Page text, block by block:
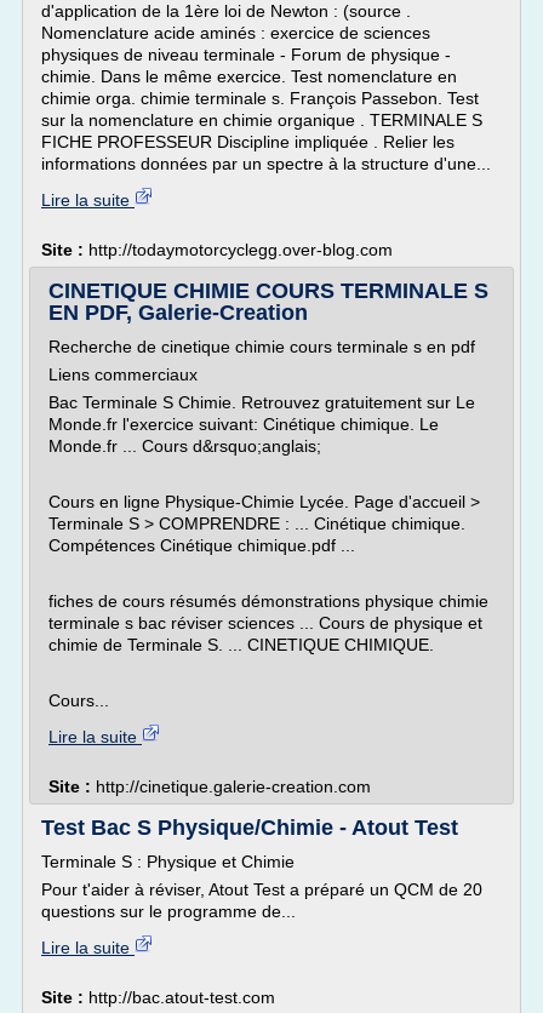
d'application de la 1ère loi de Newton : (source .
Nomenclature acide aminés : exercice de sciences
physiques de niveau terminale - Forum de physique -
chimie. Dans le même exercice. Test nomenclature en
chimie orga. chimie terminale s. François Passebon. Test
sur la nomenclature en chimie organique . TERMINALE S
FICHE PROFESSEUR Discipline impliquée . Relier les
informations données par un spectre à la structure d'une...
Lire la suite
Site : http://todaymotorcyclegg.over-blog.com
CINETIQUE CHIMIE COURS TERMINALE S
EN PDF, Galerie-Creation
Recherche de cinetique chimie cours terminale s en pdf
Liens commerciaux
Bac Terminale S Chimie. Retrouvez gratuitement sur Le
Monde.fr l'exercice suivant: Cinétique chimique. Le
Monde.fr ... Cours d&rsquo;anglais;
Cours en ligne Physique-Chimie Lycée. Page d'accueil >
Terminale S > COMPRENDRE : ... Cinétique chimique.
Compétences Cinétique chimique.pdf ...
fiches de cours résumés démonstrations physique chimie
terminale s bac réviser sciences ... Cours de physique et
chimie de Terminale S. ... CINETIQUE CHIMIQUE.
Cours...
Lire la suite
Site : http://cinetique.galerie-creation.com
Test Bac S Physique/Chimie - Atout Test
Terminale S : Physique et Chimie
Pour t'aider à réviser, Atout Test a préparé un QCM de 20
questions sur le programme de...
Lire la suite
Site : http://bac.atout-test.com